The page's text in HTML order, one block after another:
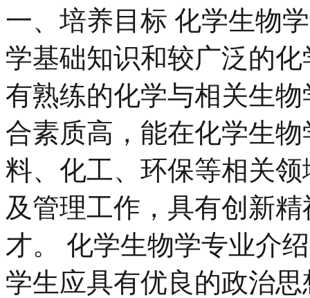
一、培养目标 化学生物
学基础知识和较广泛的
有熟练的化学与相关生
合素质高，能在化学生
料、化工、环保等相关
及管理工作，具有创新
才。 化学生物学专业介
学生应具有优良的政治